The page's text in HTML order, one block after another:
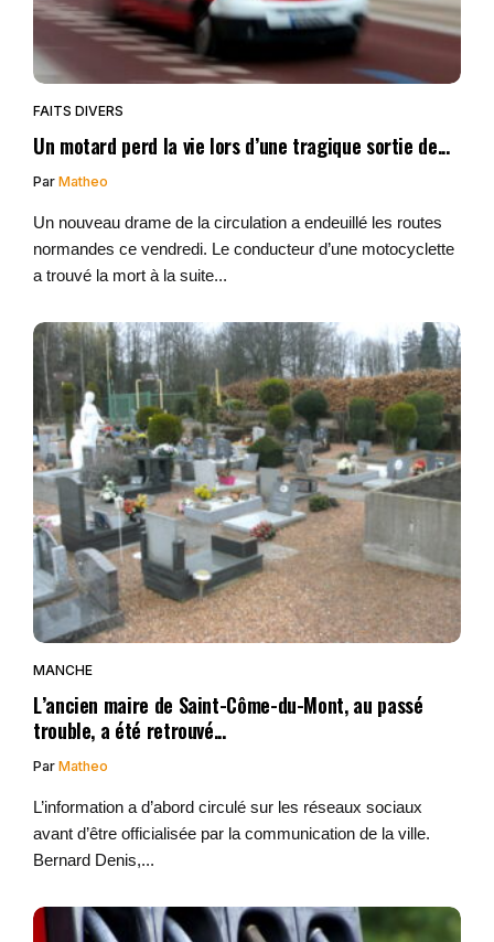
FAITS DIVERS
Un motard perd la vie lors d’une tragique sortie de...
Par Matheo
Un nouveau drame de la circulation a endeuillé les routes
normandes ce vendredi. Le conducteur d’une motocyclette
a trouvé la mort à la suite...
MANCHE
L’ancien maire de Saint-Côme-du-Mont, au passé
trouble, a été retrouvé...
Par Matheo
L’information a d’abord circulé sur les réseaux sociaux
avant d’être officialisée par la communication de la ville.
Bernard Denis,...